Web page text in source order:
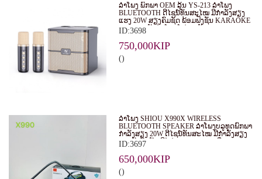
ລຳໂພງ ພົກພາ OEM ລຸ້ນ YS-213 ລຳໂພງ
BLUETOOTH ດີໄຊນ໌ທັນສະໄໝ ມີກຳລັງສຽງ
ແຮງ 20W ສຽງຄົມຊັດ ພ້ອມຟັງຊັນ KARAOKE
ແລະ ຮອງຮັບໄມໂຄຣໂຟນ 2 ອັນ
ID:3698
750,000KIP
()
ລຳໂພງ SHIOU X990X WIRELESS
BLUETOOTH SPEAKER ລຳໂພງບລູທູດພົກພາ
ກຳລັງສຽງ 20W ດີໄຊນ໌ທັນສະໄໝ ມີກຳລັງສຽງ
ແຮງດັງຄົມຊັດ ມີໄຟ RGB LIGHT ເພີ່ມ
ບັນຍາກາດໃນທຸກງານ
ID:3697
650,000KIP
()